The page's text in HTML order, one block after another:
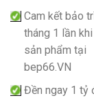
Cam kết bảo
tháng 1 lần
sản phẩm tại
bep66.VN
Đền ngay 1 tỷ